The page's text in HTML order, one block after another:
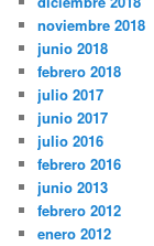
noviembre 2018
junio 2018
febrero 2018
julio 2017
junio 2017
julio 2016
febrero 2016
junio 2013
febrero 2012
enero 2012